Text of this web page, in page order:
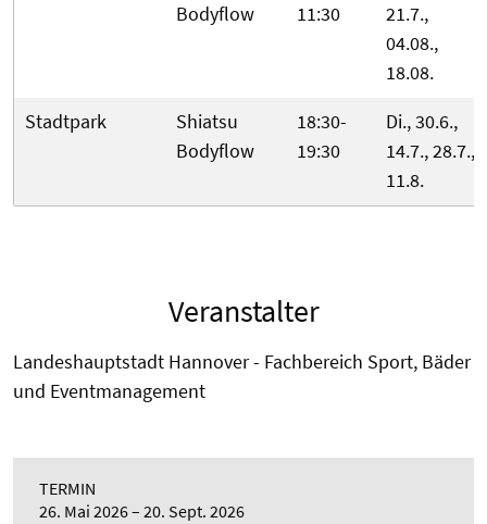
Bodyflow
11:30
21.7.,
04.08.,
18.08.
Stadtpark
Shiatsu
Bodyflow
18:30-
19:30
Di., 30.6.,
14.7., 28.7.,
11.8.
Veranstalter
Landeshauptstadt Hannover - Fachbereich Sport, Bäder
und Eventmanagement
TERMIN
26. Mai 2026
20. Sept. 2026